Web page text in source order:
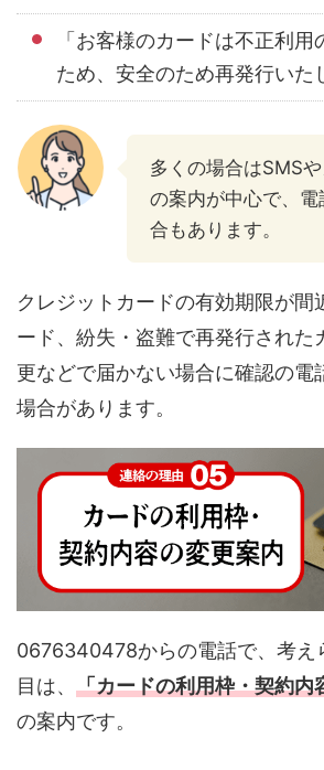
「お客様のカードは不正利
ため、安全のため再発行いた
多くの場合はSMS
の案内が中心で、
合もあります。
クレジットカードの有効期限が間
ード、紛失・盗難で再発行された
更などで届かない場合に確認の電
場合があります。
0676340478からの電話で、考え
目は、 「カードの利用枠・契約内
の案内です。